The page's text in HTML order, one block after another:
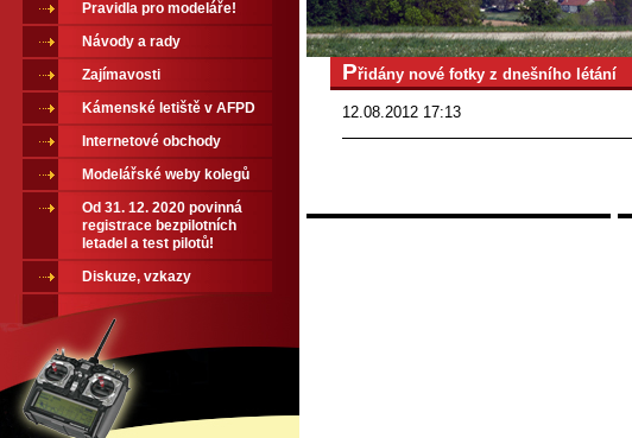
Přidány nové fotky z dnešního létání
12.08.2012 17:13
Pravidla pro modeláře!
Návody a rady
Zajímavosti
Kámenské letiště v AFPD
Internetové obchody
Modelářské weby kolegů
Od 31. 12. 2020 povinná
registrace bezpilotních
letadel a test pilotů!
Diskuze, vzkazy